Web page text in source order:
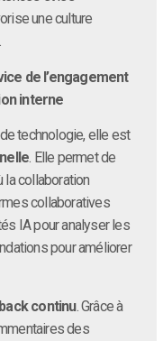
une culture
de l’engagement
interne
technologie, elle est
. Elle permet de
la collaboration
collaboratives
IA pour analyser les
pour améliorer
continu. Grâce à
des